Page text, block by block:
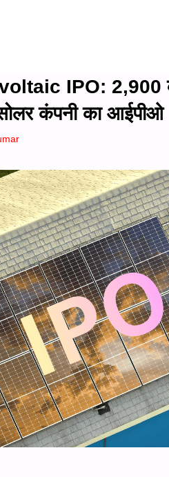
IPO: 2,900
कंपनी का आईपीओ